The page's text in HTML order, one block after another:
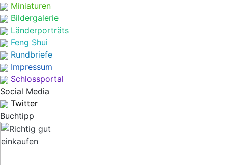
Miniaturen
Bildergalerie
Länderporträts
Feng Shui
Rundbriefe
Impressum
Schlossportal
Social Media
Twitter
Buchtipp